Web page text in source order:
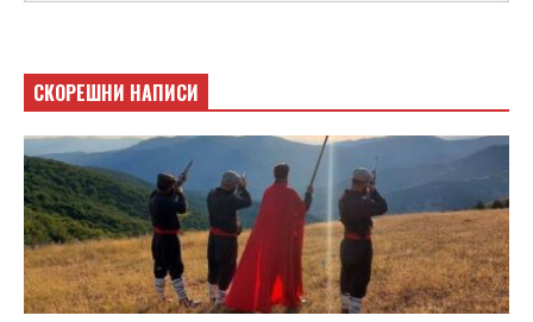
СКОРЕШНИ НАПИСИ